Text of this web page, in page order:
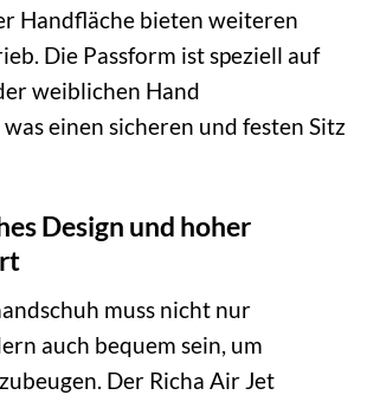
Handfläche bieten weiteren
Die Passform ist speziell auf
weiblichen Hand
einen sicheren und festen Sitz
Design und hoher
muss nicht nur
auch bequem sein, um
Der Richa Air Jet